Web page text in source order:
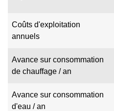
Coûts d'exploitation
annuels
Avance sur consommation
de chauffage / an
Avance sur consommation
d'eau / an